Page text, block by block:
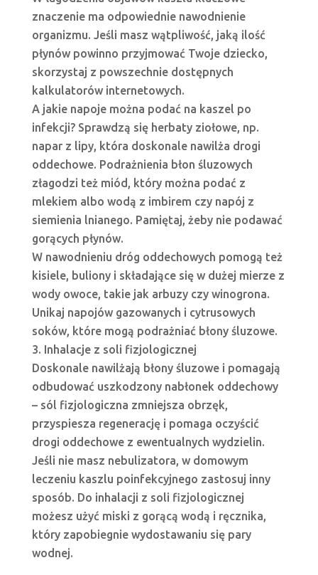
znaczenie ma odpowiednie nawodnienie
organizmu. Jeśli masz wątpliwość, jaką ilość
płynów powinno przyjmować Twoje dziecko,
skorzystaj z powszechnie dostępnych
kalkulatorów internetowych.
A jakie napoje można podać na kaszel po
infekcji? Sprawdzą się herbaty ziołowe, np.
napar z lipy, która doskonale nawilża drogi
oddechowe. Podrażnienia błon śluzowych
złagodzi też miód, który można podać z
mlekiem albo wodą z imbirem czy napój z
siemienia lnianego. Pamiętaj, żeby nie podawać
gorących płynów.
W nawodnieniu dróg oddechowych pomogą też
kisiele, buliony i składające się w dużej mierze z
wody owoce, takie jak arbuzy czy winogrona.
Unikaj napojów gazowanych i cytrusowych
soków, które mogą podrażniać błony śluzowe.
Inhalacje z soli fizjologicznej
Doskonale nawilżają błony śluzowe i pomagają
odbudować uszkodzony nabłonek oddechowy
– sól fizjologiczna zmniejsza obrzęk,
przyspiesza regenerację i pomaga oczyścić
drogi oddechowe z ewentualnych wydzielin.
Jeśli nie masz nebulizatora, w domowym
leczeniu kaszlu poinfekcyjnego zastosuj inny
sposób. Do inhalacji z soli fizjologicznej
możesz użyć miski z gorącą wodą i ręcznika,
który zapobiegnie wydostawaniu się pary
wodnej.